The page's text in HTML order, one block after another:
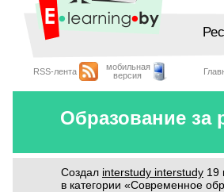
RSS-лента
мобильная
версия
Образование за
Создал interstudy interstudy 19
в категории «Современное